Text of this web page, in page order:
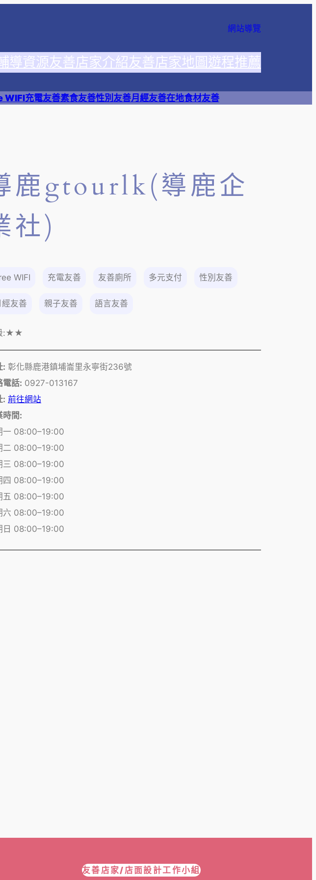
網站導覽
導資源友善店家介紹友善店家地圖遊程推薦
WIFI充電友善素食友善性別友善月經友善在地食材友善
鹿gtourlk(導鹿企
社)
WIFI 充電友善 友善廁所 多元支付 性別友善
經友善 親子友善 語言友善
:★★
: 彰化縣鹿港鎮埔崙里永寧街236號
電話: 0927-013167
: 前往網站
時間:
一 08:00–19:00
二 08:00–19:00
三 08:00–19:00
四 08:00–19:00
五 08:00–19:00
六 08:00–19:00
日 08:00–19:00
友善店家/店面設計工作小組